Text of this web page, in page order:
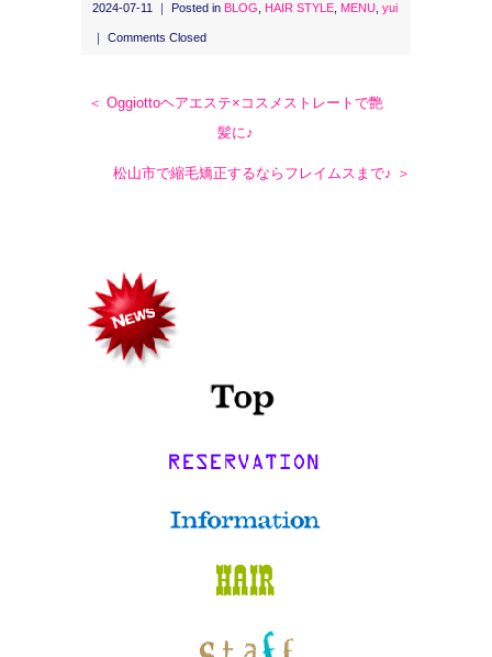
2024-07-11 ｜ Posted in BLOG HAIR STYLE MENU yui
Comments Closed
＜ Oggiottoヘアエステ×コスメストレートで艶
髪に♪
松山市で縮毛矯正するならフレイムスまで♪ ＞